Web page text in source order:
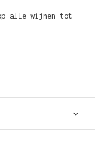
alle wijnen tot